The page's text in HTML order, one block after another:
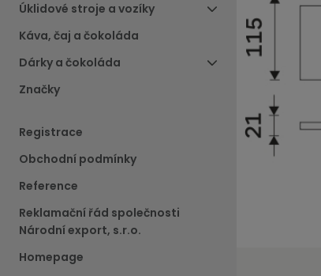
Úklidové stroje a vozíky
Káva, čaj a čokoláda
Dárky a čokoláda
Značky
Registrace
Obchodní podmínky
Reference
Reklamační řád společnosti
Národní export, s.r.o.
Homepage